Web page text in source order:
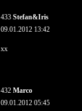
433 Stefan&Iris
09.01.2012 13:42
xx
432 Marco
09.01.2012 05:45